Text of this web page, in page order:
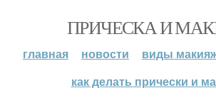
ПРИЧЕСКА И
главная новости
виды
как делать прически и